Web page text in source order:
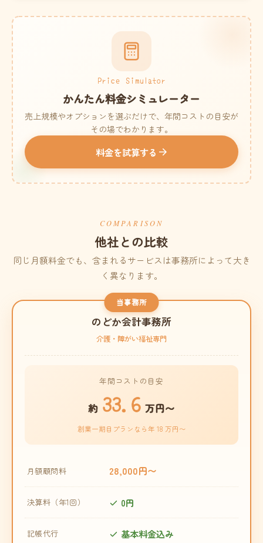
Price Simulator
かんたん料金シミュレーター
売上規模やオプションを選ぶだけで、年間コストの目安が
その場でわかります。
料金を試算する
COMPARISON
他社との比較
同じ月額料金でも、含まれるサービスは事務所によって大き
く異なります。
当事務所
のどか会計事務所
介護・障がい福祉専門
年間コストの目安
約 33.6 万円〜
創業一期目プランなら年 18 万円〜
月額顧問料 28,000円〜
決算料（年1回） 0円
記帳代行 基本料金込み